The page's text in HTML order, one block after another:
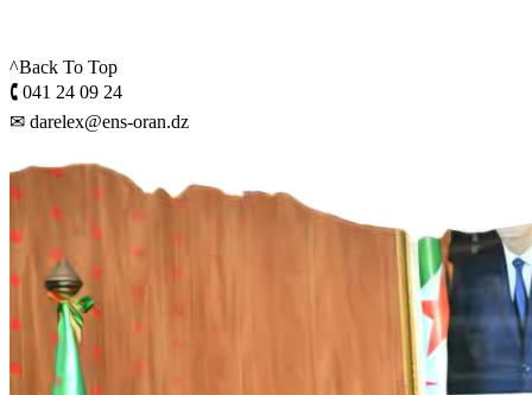
^Back To Top
🕻 041 24 09 24
✉ darelex@ens-oran.dz